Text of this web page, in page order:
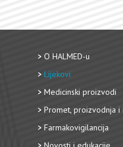
O HALMED-u
Lijekovi
Medicinski proizvodi
Promet, proizvodnja i
Farmakovigilancija